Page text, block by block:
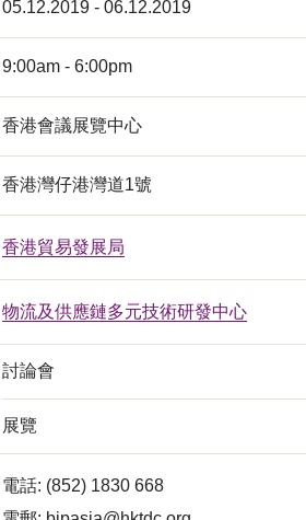
05.12.2019 - 06.12.2019
9:00am - 6:00pm
香港會議展覽中心
香港灣仔港灣道1號
香港貿易發展局
物流及供應鏈多元技術研發中心
討論會
展覽
電話: (852) 1830 668